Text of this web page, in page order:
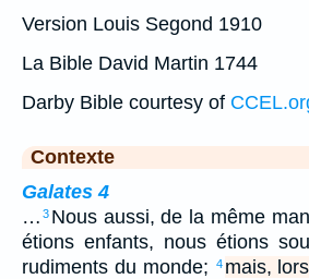
Version Louis Segond 1910
La Bible David Martin 1744
Darby Bible courtesy of
Contexte
Galates 4
… 3 Nous aussi, de la même
étions enfants, nous étions
rudiments du monde;
4 mais,